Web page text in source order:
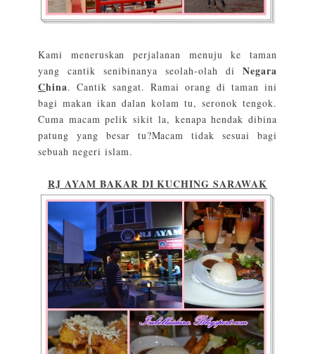
Kami meneruskan perjalanan menuju ke taman
yang cantik senibinanya seolah-olah diNegara
China. Cantik sangat. Ramai orang di taman ini
bagi makan ikan dalan kolam tu, seronok tengok.
Cuma macam pelik sikit la, kenapa hendak dibina
patung yang besar tu?Macam tidak sesuai bagi
sebuah negeri islam.
RJ AYAM BAKAR DI KUCHING SARAWAK